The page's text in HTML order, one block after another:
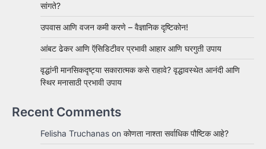
सांगते?
उपवास आणि वजन कमी करणे – वैज्ञानिक दृष्टिकोन!
आंबट ढेकर आणि ऍसिडिटीवर प्रभावी आहार आणि घरगुती उपाय
वृद्धांनी मानसिकदृष्ट्या सकारात्मक कसे राहावे? वृद्धावस्थेत आनंदी आणि
स्थिर मनासाठी प्रभावी उपाय
Recent Comments
Felisha Truchanas on कोणता नाश्ता सर्वाधिक पौष्टिक आहे?